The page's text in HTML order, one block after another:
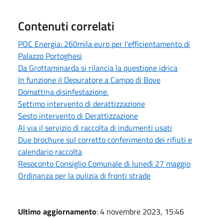
Contenuti correlati
POC Energia: 260mila euro per l'efficientamento di
Palazzo Portoghesi
Da Grottaminarda si rilancia la questione idrica
In funzione il Depuratore a Campo di Bove
Domattina disinfestazione.
Settimo intervento di derattizzazione
Sesto intervento di Derattizzazione
Al via il servizio di raccolta di indumenti usati
Due brochure sul corretto conferimento dei rifiuti e
calendario raccolta
Resoconto Consiglio Comunale di lunedì 27 maggio
Ordinanza per la pulizia di fronti strade
Ultimo aggiornamento: 4 novembre 2023, 15:46